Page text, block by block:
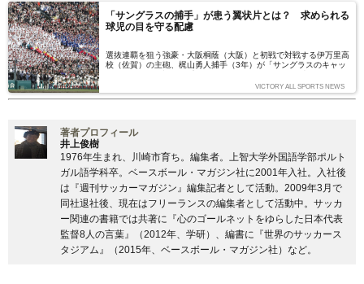
輝世子）
「サングラスの捕手」が患う翼状片とは？ 求められる
球児の目を守る配慮
選抜連覇を狙う強豪・大阪桐蔭（大阪）と初戦で対戦する伊万里高
校（佐賀）の主砲、梶山勇人捕手（3年）が「サングラスのキャッ
気のためにサングラスをかけてプレーしている梶山選手は、サング
ラスの使用が許可制になっている高校野球の世界では異色の存在。
VICTORY ALL SPORTS NEWS
著者プロフィール
井上俊樹
1976年生まれ、川崎市育ち。編集者。上智大学外国語学部ポルト
ガル語学科卒。ベースボール・マガジン社に2001年入社。入社後
は『週刊サッカーマガジン』編集記者として活動。2009年3月で
同社退社後、現在はフリーランスの編集者として活動中。サッカ
ー関連の書籍では共著に『心のゴールネットをゆらした日本代表
監督8人の言葉』（2012年、学研）、編書に『世界のサッカース
タジアム』（2015年、ベースボール・マガジン社）など。